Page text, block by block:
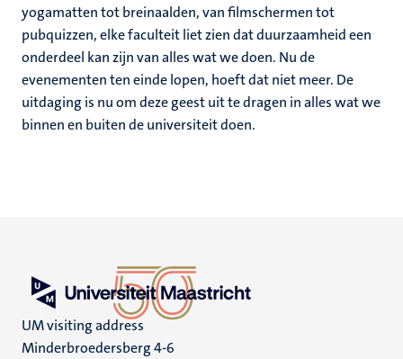
yogamatten tot breinaalden, van filmschermen tot
pubquizzen, elke faculteit liet zien dat duurzaamheid een
onderdeel kan zijn van alles wat we doen. Nu de
evenementen ten einde lopen, hoeft dat niet meer. De
uitdaging is nu om deze geest uit te dragen in alles wat we
binnen en buiten de universiteit doen.
UM visiting address
Minderbroedersberg 4-6